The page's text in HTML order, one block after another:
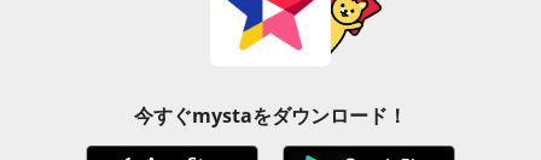
今すぐmystaをダウンロード！